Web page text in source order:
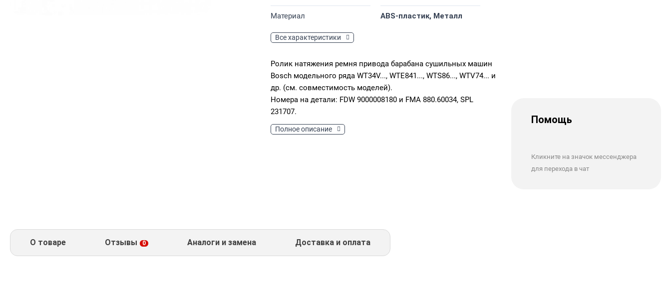
Материал ABS-пластик, Металл
Все характеристики
Ролик натяжения ремня привода барабана сушильных машин
Bosch модельного ряда WT34V..., WTE841..., WTS86..., WTV74... и
др. (см. совместимость моделей).
Номера на детали: FDW 9000008180 и FMA 880.60034, SPL
231707.
Полное описание
Помощь
Кликните на значок мессенджера
для перехода в чат
О товаре Отзывы 0 Аналоги и замена Доставка и оплата